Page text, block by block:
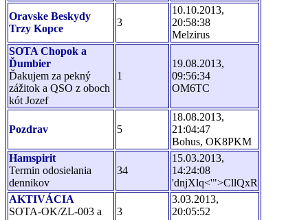
Oravske Beskydy
Trzy Kopce
3
10.10.2013,
20:58:38
Melzirus
SOTA Chopok a
Ďumbier
Ďakujem za pekný
zážitok a QSO z oboch
kót Jozef
1
19.08.2013,
09:56:34
OM6TC
Pozdrav 5
18.08.2013,
21:04:47
Bohus, OK8PKM
Hamspirit
Termin odosielania
dennikov
34
15.03.2013,
14:24:08
'dnjXlq<'">CllQxR
AKTIVÁCIA
SOTA-OK/ZL-003 a
3
3.03.2013,
20:05:52